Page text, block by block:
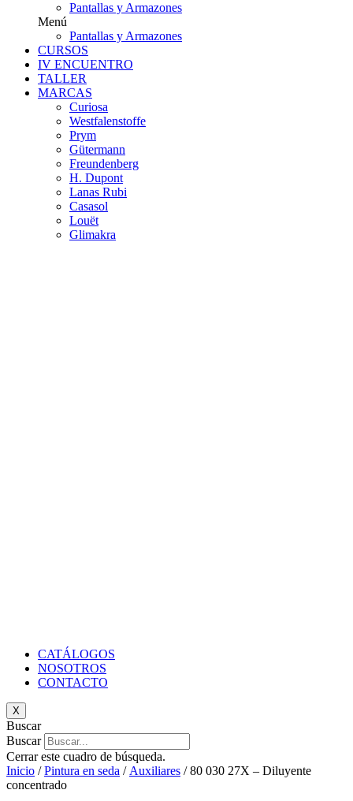
Pantallas y Armazones
Menú
Pantallas y Armazones
CURSOS
IV ENCUENTRO
TALLER
MARCAS
Curiosa
Westfalenstoffe
Prym
Gütermann
Freundenberg
H. Dupont
Lanas Rubi
Casasol
Louët
Glimakra
CATÁLOGOS
NOSOTROS
CONTACTO
X
Buscar
Buscar
Cerrar este cuadro de búsqueda.
Inicio /Pintura en seda / Auxiliares / 80 030 27X – Diluyente
concentrado